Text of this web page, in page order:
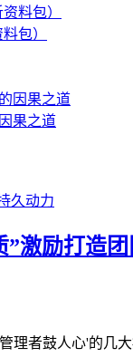
包）
果之道
激励打造团
者鼓人心'的几